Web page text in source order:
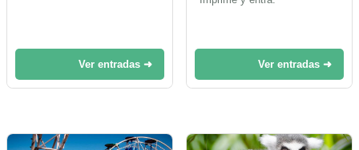
Ver entradas ➜ Ver entradas ➜